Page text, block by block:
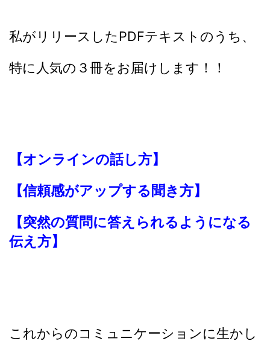
私がリリースしたPDFテキストのうち、
特に人気の３冊をお届けします！！
【オンラインの話し方】
【信頼感がアップする聞き方】
【突然の質問に答えられるようになる
伝え方】
これからのコミュニケーションに生かし